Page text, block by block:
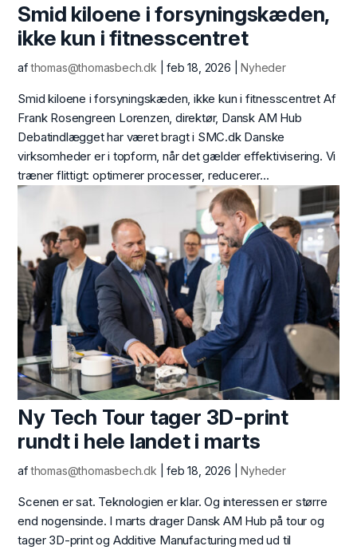
Smid kiloene i forsyningskæden,
ikke kun i fitnesscentret
afthomas@thomasbech.dk |feb 18, 2026 |Nyheder
Smid kiloene i forsyningskæden, ikke kun i fitnesscentret Af
Frank Rosengreen Lorenzen, direktør, Dansk AM Hub
Debatindlægget har været bragt i SMC.dk Danske
virksomheder er i topform, når det gælder effektivisering. Vi
træner flittigt: optimerer processer, reducerer...
Ny Tech Tour tager 3D-print
rundt i hele landet i marts
afthomas@thomasbech.dk |feb 18, 2026 |Nyheder
Scenen er sat. Teknologien er klar. Og interessen er større
end nogensinde. I marts drager Dansk AM Hub på tour og
tager 3D-print og Additive Manufacturing med ud til